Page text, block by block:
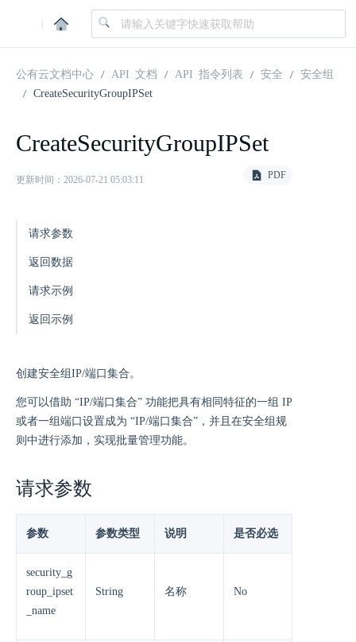
|
公有云文档中心 API 文档 API 指令列表 安全
安全组
CreateSecurityGroupIPSet
CreateSecurityGroupIPSet
更新时间：2026-07-21 05:03:11 PDF
请求参数
返回数据
请求示例
返回示例
创建安全组IP/端口集合。
您可以借助 “IP/端口集合” 功能把具有相同特征的一组 IP
或者一组端口设置成为 “IP/端口集合”，并且在安全组规
则中进行添加，实现批量管理功能。
请求参数
参数 参数类型 说明 是否必选
security_g
roup_ipset
_name
String 名称 No